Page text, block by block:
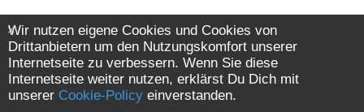
Wir nutzen eigene Cookies und Cookies von
Drittanbietern um den Nutzungskomfort unserer
Internetseite zu verbessern. Wenn Sie diese
Internetseite weiter nutzen, erklärst Du Dich mit
unserer Cookie-Policy einverstanden.